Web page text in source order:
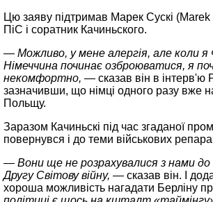
Цю заяву підтримав Марек Сускі (Marek
ПіС і соратник Качиньского.
— Можливо, у мене алергія, але коли
Німеччина починає озброюватися, я
некомфортно, — сказав він в інтерв'ю
зазначивши, що німці одного разу вже
Польщу.
Заразом Качиньскі під час згаданої
повернувся і до теми військових
— Вони ще не розрахувалися з нами до
Другу Світову війну, — сказав він. І
хороша можливість нагадати Берліну